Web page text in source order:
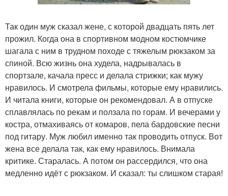
Так один муж сказал жене, с которой двадцать пять лет
прожил. Когда она в спортивном модном костюмчике
шагала с ним в трудном походе с тяжелым рюкзаком за
спиной. Всю жизнь она худела, надрывалась в
спортзале, качала пресс и делала стрижки; как мужу
нравилось. И смотрела фильмы, которые ему нравились.
И читала книги, которые он рекомендовал. А в отпуске
сплавлялась по рекам и ползала по горам. И вечерами у
костра, отмахиваясь от комаров, пела бардовские песни
под гитару. Муж любил именно так проводить отпуск. Вот
жена все делала так, как ему нравилось. Внимала
критике. Старалась. А потом он рассердился, что она
медленно идёт с рюкзаком. И сказал: ты слишком старая!